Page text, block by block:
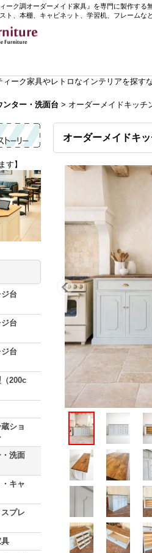
ーク調オーダーメイド家具』を専門に製作す
ト、本棚、キャビネット、学習机、フレームな
ーク家具やレトロなインテリアを探す
ンター・洗面台 > オーダーメイドキッ
す】
台
台
台
200c
ショ
洗面
キャ
プレ
オーダーメイドキ